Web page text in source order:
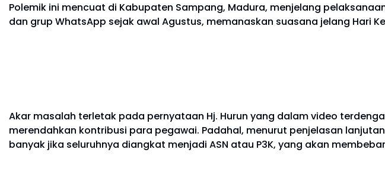
Polemik ini mencuat di Kabupaten Sampang, Madura, menjelang
dan grup WhatsApp sejak awal Agustus, memanaskan suasana jelang Hari
Akar masalah terletak pada pernyataan Hj. Hurun yang dalam video
merendahkan kontribusi para pegawai. Padahal, menurut penjelasan
banyak jika seluruhnya diangkat menjadi ASN atau P3K, yang akan